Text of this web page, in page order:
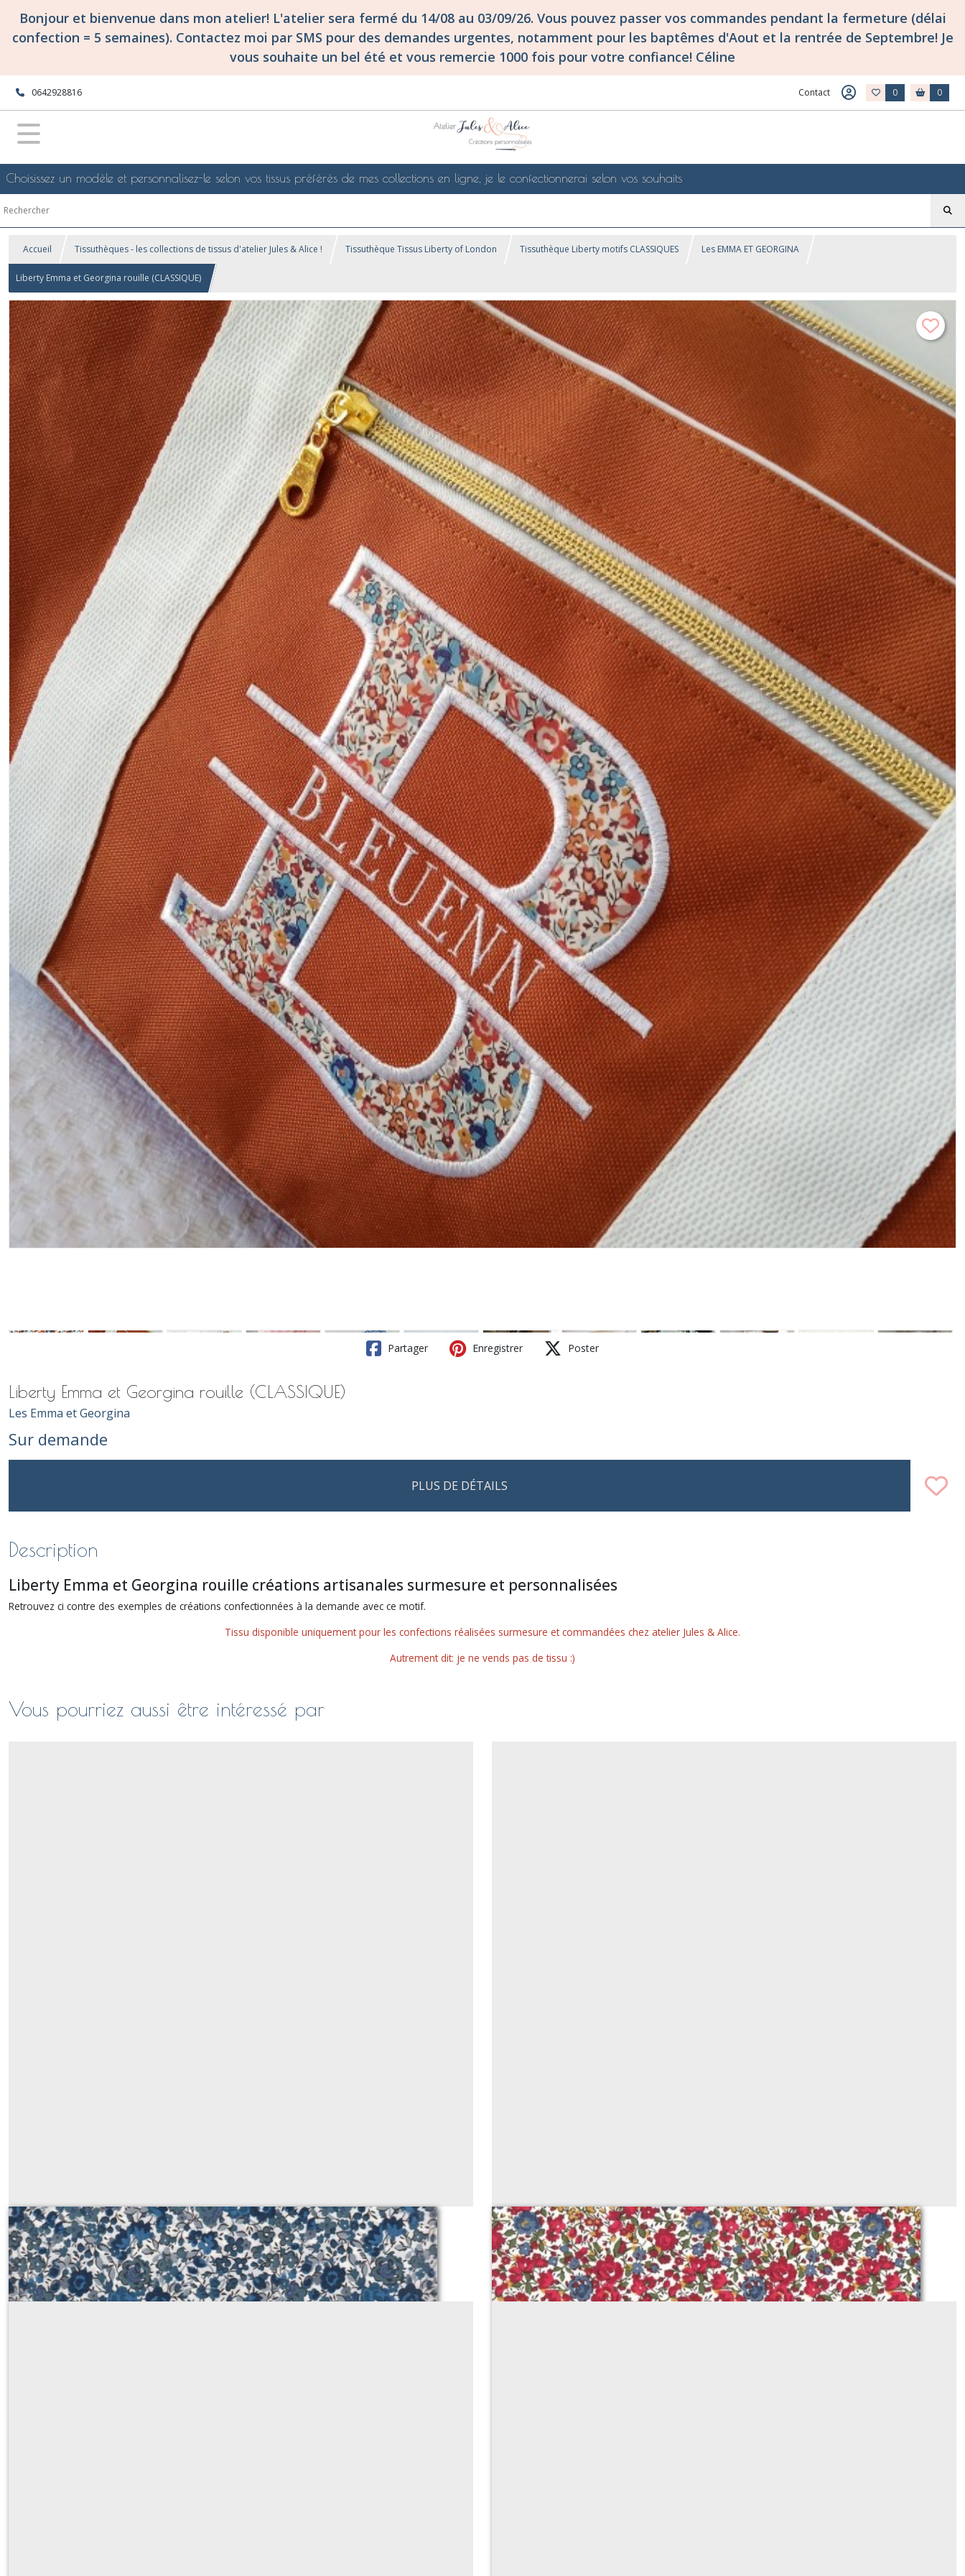
Bonjour et bienvenue dans mon atelier! L'atelier sera fermé du 14/08 au 03/09/26. Vous pouvez passer vos commandes pendant la fermeture (délai
confection = 5 semaines). Contactez moi par SMS pour des demandes urgentes, notamment pour les baptêmes d'Aout et la rentrée de Septembre! Je
vous souhaite un bel été et vous remercie 1000 fois pour votre confiance! Céline
0642928816 Contact 0 0
Choisissez un modèle et personnalisez-le selon vos tissus préférés de mes collections en ligne, je le confectionnerai selon vos souhaits
Accueil Tissuthèques - les collections de tissus d'atelier Jules & Alice ! Tissuthèque Tissus Liberty of London Tissuthèque Liberty motifs CLASSIQUES Les EMMA ET GEORGINA
Liberty Emma et Georgina rouille (CLASSIQUE)
Partager Enregistrer Poster
Liberty Emma et Georgina rouille (CLASSIQUE)
Les Emma et Georgina
Sur demande
PLUS DE DÉTAILS
Description
Liberty Emma et Georgina rouille créations artisanales surmesure et personnalisées
Retrouvez ci contre des exemples de créations confectionnées à la demande avec ce motif.
Tissu disponible uniquement pour les confections réalisées surmesure et commandées chez atelier Jules & Alice.
Autrement dit: je ne vends pas de tissu :)
Vous pourriez aussi être intéressé par
Liberty Emma et Georgina bleu (CLASSIQUE)
Sur demande
Liberty Emma et Georgina rouge (CLASSIQUE)
Sur demande